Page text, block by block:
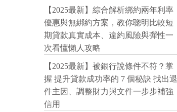
【2025最新】綜合解析綁約兩年利率
優惠與無綁約方案，教你聰明比較短
期貸款真實成本、違約風險與彈性一
次看懂懶人攻略
【2025最新】被銀行說條件不符？掌
握 提升貸款成功率的 7 個秘訣 找出退
件主因、調整財力與文件一步步補強
信用